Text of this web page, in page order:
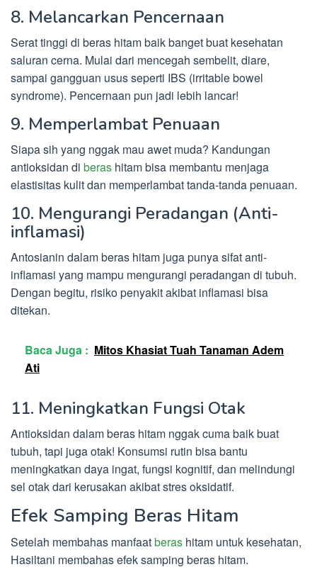
8. Melancarkan Pencernaan
Serat tinggi di beras hitam baik banget buat kesehatan
saluran cerna. Mulai dari mencegah sembelit, diare,
sampai gangguan usus seperti IBS (irritable bowel
syndrome). Pencernaan pun jadi lebih lancar!
9. Memperlambat Penuaan
Siapa sih yang nggak mau awet muda? Kandungan
antioksidan di beras hitam bisa membantu menjaga
elastisitas kulit dan memperlambat tanda-tanda penuaan.
10. Mengurangi Peradangan (Anti-
inflamasi)
Antosianin dalam beras hitam juga punya sifat anti-
inflamasi yang mampu mengurangi peradangan di tubuh.
Dengan begitu, risiko penyakit akibat inflamasi bisa
ditekan.
Baca Juga : Mitos Khasiat Tuah Tanaman Adem
Ati
11. Meningkatkan Fungsi Otak
Antioksidan dalam beras hitam nggak cuma baik buat
tubuh, tapi juga otak! Konsumsi rutin bisa bantu
meningkatkan daya ingat, fungsi kognitif, dan melindungi
sel otak dari kerusakan akibat stres oksidatif.
Efek Samping Beras Hitam
Setelah membahas manfaatberas hitam untuk kesehatan,
Hasiltani membahas efek samping beras hitam.